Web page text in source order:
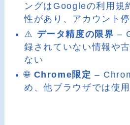
ングはGoogleの利用規
性があり、アカウント
⚠️ データ精度の限界 –
録されていない情報や
ない
🌐 Chrome限定 –
め、他ブラウザでは使